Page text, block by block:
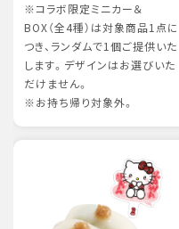
※コラボ限定ミニカー＆
BOX（全4種）は対象商品1点に
つき、ランダムで1個ご提供いた
します。デザインはお選びいた
だけません。
※お持ち帰り対象外。